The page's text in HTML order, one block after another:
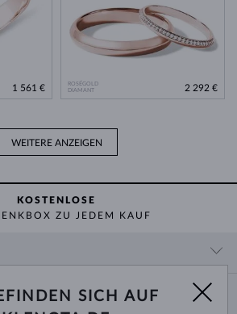
1 561 €
ROSÉGOLD
DIAMANT
2 292 €
WEITERE ANZEIGEN
KOSTENLOSE
ZU JEDEM KAUF
SICH AUF